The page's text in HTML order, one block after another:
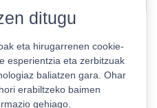
ditugu
eta hirugarrenen cookie-
esperientzia eta zerbitzuak
baliatzen gara. Ohar
erabiltzeko baimen
gehiago.